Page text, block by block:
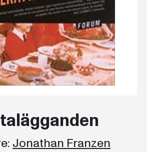
Jonathan Franzen